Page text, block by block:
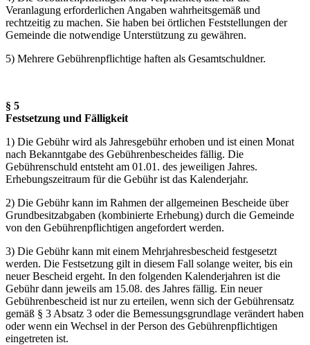
Veranlagung erforderlichen Angaben wahrheitsgemäß und
rechtzeitig zu machen. Sie haben bei örtlichen Feststellungen der
Gemeinde die notwendige Unterstützung zu gewähren.
5) Mehrere Gebührenpflichtige haften als Gesamtschuldner.
§ 5
Festsetzung und Fälligkeit
1) Die Gebühr wird als Jahresgebühr erhoben und ist einen Monat
nach Bekanntgabe des Gebührenbescheides fällig. Die
Gebührenschuld entsteht am 01.01. des jeweiligen Jahres.
Erhebungszeitraum für die Gebühr ist das Kalenderjahr.
2) Die Gebühr kann im Rahmen der allgemeinen Bescheide über
Grundbesitzabgaben (kombinierte Erhebung) durch die Gemeinde
von den Gebührenpflichtigen angefordert werden.
3) Die Gebühr kann mit einem Mehrjahresbescheid festgesetzt
werden. Die Festsetzung gilt in diesem Fall solange weiter, bis ein
neuer Bescheid ergeht. In den folgenden Kalenderjahren ist die
Gebühr dann jeweils am 15.08. des Jahres fällig. Ein neuer
Gebührenbescheid ist nur zu erteilen, wenn sich der Gebührensatz
gemäß § 3 Absatz 3 oder die Bemessungsgrundlage verändert haben
oder wenn ein Wechsel in der Person des Gebührenpflichtigen
eingetreten ist.